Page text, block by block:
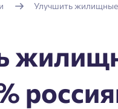
Улучшить жилищные